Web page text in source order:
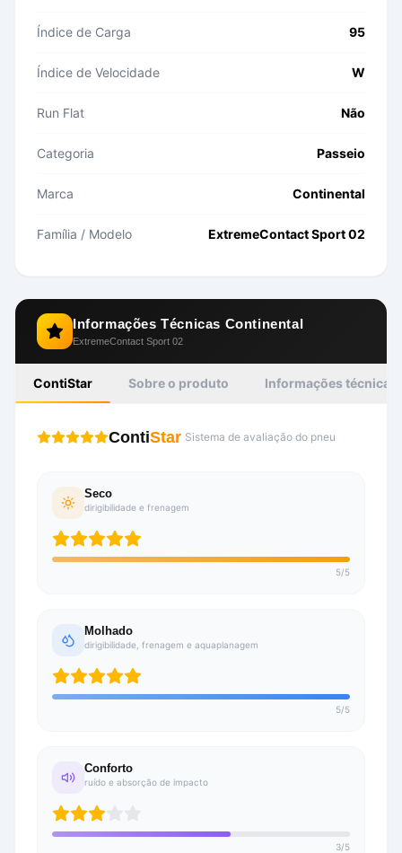
Índice de Carga 95
Índice de Velocidade W
Run Flat Não
Categoria Passeio
Marca Continental
Família / Modelo ExtremeContact Sport 02
Informações Técnicas Continental
ExtremeContact Sport 02
ContiStar Sobre o produto Informações técnicas
ContiStar Sistema de avaliação do pneu
Seco
dirigibilidade e frenagem
5/5
Molhado
dirigibilidade, frenagem e aquaplanagem
5/5
Conforto
ruído e absorção de impacto
3/5